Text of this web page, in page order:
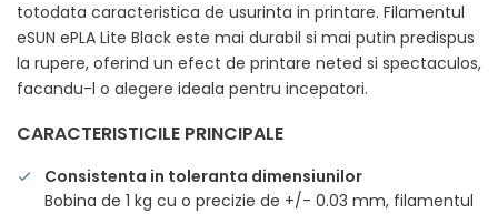
totodata caracteristica de usurinta in printare. Filamentul
eSUN ePLA Lite Black este mai durabil si mai putin predispus
la rupere, oferind un efect de printare neted si spectaculos,
facandu-l o alegere ideala pentru incepatori.
CARACTERISTICILE PRINCIPALE
Consistenta in toleranta dimensiunilor
Bobina de 1 kg cu o precizie de +/- 0.03 mm, filamentul